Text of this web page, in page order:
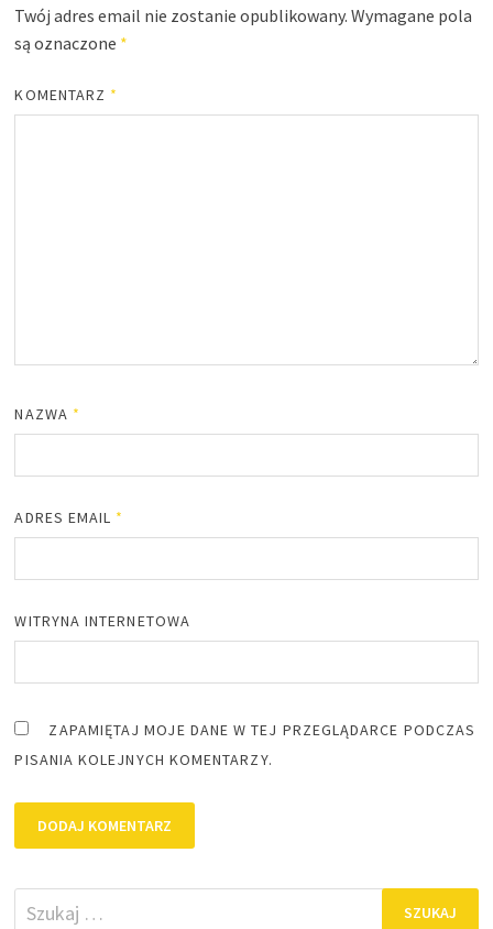
Twój adres email nie zostanie opublikowany. Wymagane pola
są oznaczone *
KOMENTARZ *
NAZWA *
ADRES EMAIL *
WITRYNA INTERNETOWA
ZAPAMIĘTAJ MOJE DANE W TEJ PRZEGLĄDARCE PODCZAS
PISANIA KOLEJNYCH KOMENTARZY.
Szukaj: